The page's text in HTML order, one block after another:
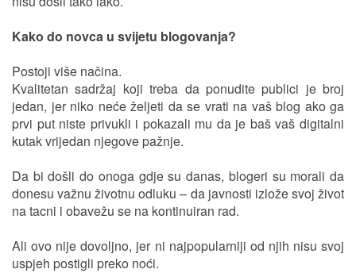
Kako do novca u svijetu blogovanja?
Postoji više načina.
Kvalitetan sadržaj koji treba da ponudite publici je broj
jedan, jer niko neće željeti da se vrati na vaš blog ako ga
prvi put niste privukli i pokazali mu da je baš vaš digitalni
kutak vrijedan njegove pažnje.
Da bi došli do onoga gdje su danas, blogeri su morali da
donesu važnu životnu odluku – da javnosti izlože svoj život
na tacni i obavežu se na kontinuiran rad.
Ali ovo nije dovoljno, jer ni najpopularniji od njih nisu svoj
uspjeh postigli preko noći.